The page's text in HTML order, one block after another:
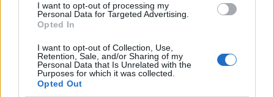
I want to opt-out of processing my
Personal Data for Targeted Advertising.
Opted In
I want to opt-out of Collection, Use,
Retention, Sale, and/or Sharing of my
Personal Data that Is Unrelated with the
Purposes for which it was collected.
Opted Out
sezioneLogindal menù del sito o
cliccando
TEMI:
Pubblicità Tazze
Scegliere Tazze Personalizzate